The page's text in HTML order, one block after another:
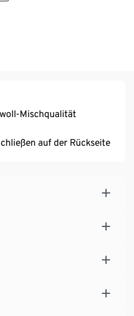
Mischqualität
auf der Rückseite